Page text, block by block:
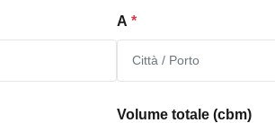
A *
Volume totale (cbm)